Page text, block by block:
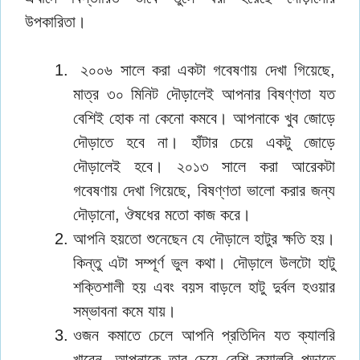
উপকারিতা।
২০০৬ সালে করা একটা গবেষণায় দেখা গিয়েছে,
মাত্র ৩০ মিনিট দৌড়ালেই আপনার বিষণ্ণতা যত
বেশিই হোক না কেনো কমবে। আপনাকে খুব জোড়ে
দৌড়াতে হবে না। হাঁটার চেয়ে একটু জোড়ে
দৌড়ালেই হবে। ২০১৩ সালে করা আরেকটা
গবেষণায় দেখা গিয়েছে, বিষণ্ণতা ভালো করার জন্য
দৌড়ানো, ঔষধের মতো কাজ করে।
আপনি হয়তো শুনেছেন যে দৌড়ালে হাটুর ক্ষতি হয়।
কিন্তু এটা সম্পূর্ণ ভুল কথা। দৌড়ালে উলটো হাটু
শক্তিশালী হয় এবং বয়স বাড়লে হাটু দুর্বল হওয়ার
সম্ভাবনা কমে যায়।
ওজন কমাতে চেলে আপনি প্রতিদিন যত ক্যালরি